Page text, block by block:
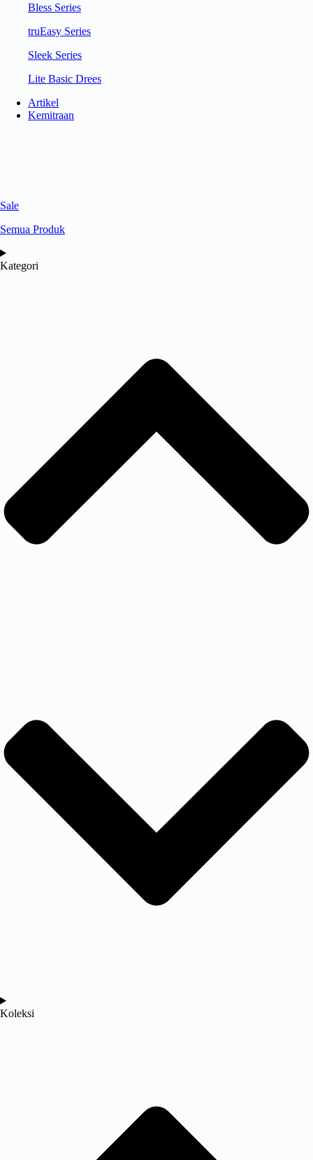
Bless Series
truEasy Series
Sleek Series
Lite Basic Drees
Artikel
Kemitraan
Sale
Semua Produk
Kategori
Koleksi